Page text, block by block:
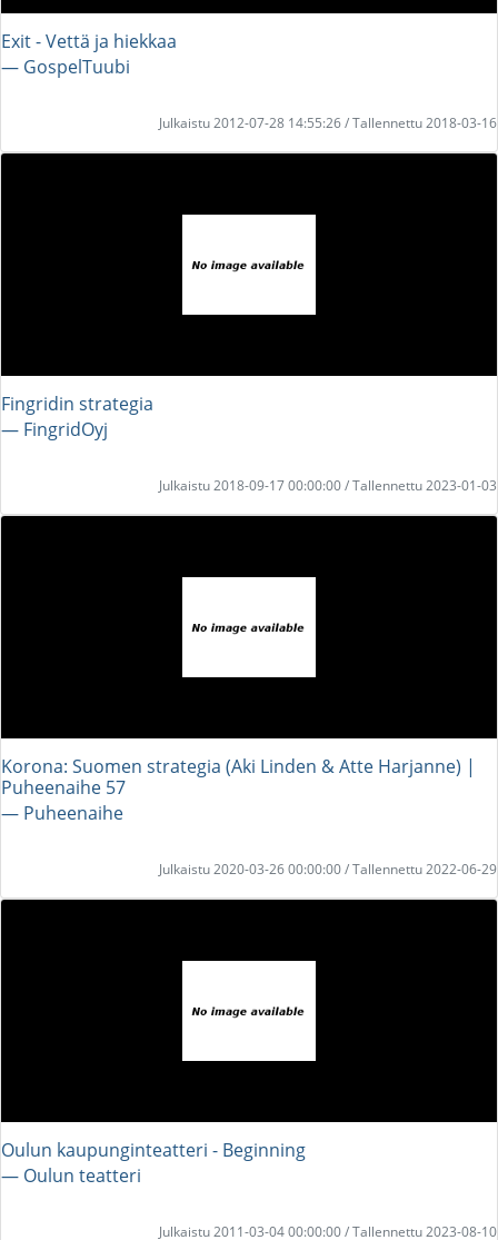
Exit - Vettä ja hiekkaa
― GospelTuubi
Julkaistu 2012-07-28 14:55:26 / Tallennettu 2018-03-16
Fingridin strategia
― FingridOyj
Julkaistu 2018-09-17 00:00:00 / Tallennettu 2023-01-03
Korona: Suomen strategia (Aki Linden & Atte Harjanne) |
Puheenaihe 57
― Puheenaihe
Julkaistu 2020-03-26 00:00:00 / Tallennettu 2022-06-29
Oulun kaupunginteatteri - Beginning
― Oulun teatteri
Julkaistu 2011-03-04 00:00:00 / Tallennettu 2023-08-10